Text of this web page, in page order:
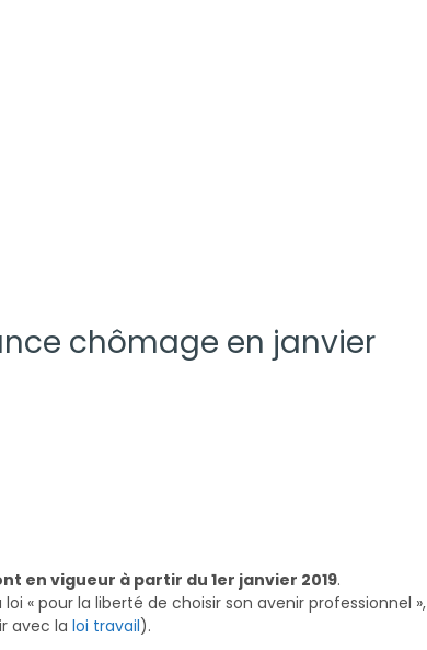
chômage en janvier
en vigueur à partir du 1er janvier 2019.
« pour la liberté de choisir son avenir professionnel »,
avec la loi travail).